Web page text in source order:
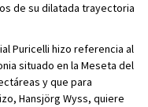
de su dilatada trayectoria
Puricelli hizo referencia al
situado en la Meseta del
y que para
Hansjörg Wyss, quiere